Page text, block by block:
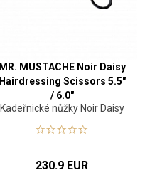
MR. MUSTACHE Noir Daisy
Hairdressing Scissors 5.5"
/ 6.0"
Kadeřnické nůžky Noir Daisy
230.9 EUR